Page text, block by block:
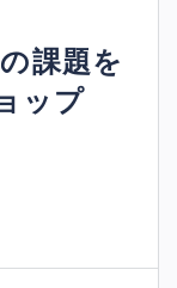
の課題を
ップ